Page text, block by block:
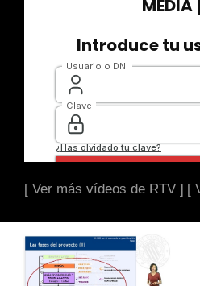
[ Ver más vídeos de RTV ] [